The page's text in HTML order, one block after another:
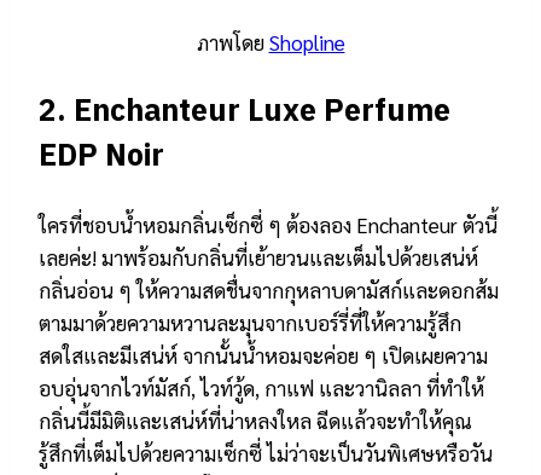
ภาพโดยShopline
2. Enchanteur Luxe Perfume
EDP Noir
ใครที่ชอบน้ำหอมกลิ่นเซ็กซี่ ๆ ต้องลอง Enchanteur ตัวนี้
เลยค่ะ! มาพร้อมกับกลิ่นที่เย้ายวนและเต็มไปด้วยเสน่ห์
กลิ่นอ่อน ๆ ให้ความสดชื่นจากกุหลาบดามัสก์และดอกส้ม
ตามมาด้วยความหวานละมุนจากเบอร์รี่ที่ให้ความรู้สึก
สดใสและมีเสน่ห์ จากนั้นน้ำหอมจะค่อย ๆ เปิดเผยความ
อบอุ่นจากไวท์มัสก์, ไวท์วู้ด, กาแฟ และวานิลลา ที่ทำให้
กลิ่นนี้มีมิติและเสน่ห์ที่น่าหลงใหล ฉีดแล้วจะทำให้คุณ
รู้สึกที่เต็มไปด้วยความเซ็กซี่ ไม่ว่าจะเป็นวันพิเศษหรือวัน